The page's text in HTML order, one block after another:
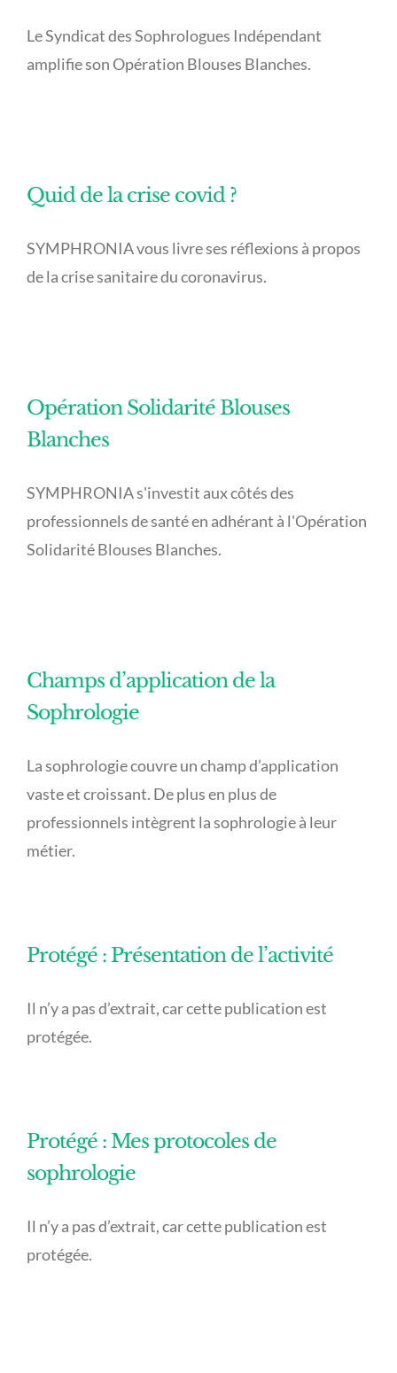
Le Syndicat des Sophrologues Indépendant
amplifie son Opération Blouses Blanches.
Quid de la crise covid ?
SYMPHRONIA vous livre ses réflexions à propos
de la crise sanitaire du coronavirus.
Opération Solidarité Blouses
Blanches
SYMPHRONIA s'investit aux côtés des
professionnels de santé en adhérant à l'Opération
Solidarité Blouses Blanches.
Champs d’application de la
Sophrologie
La sophrologie couvre un champ d’application
vaste et croissant. De plus en plus de
professionnels intègrent la sophrologie à leur
métier.
Protégé : Présentation de l’activité
Il n’y a pas d’extrait, car cette publication est
protégée.
Protégé : Mes protocoles de
sophrologie
Il n’y a pas d’extrait, car cette publication est
protégée.